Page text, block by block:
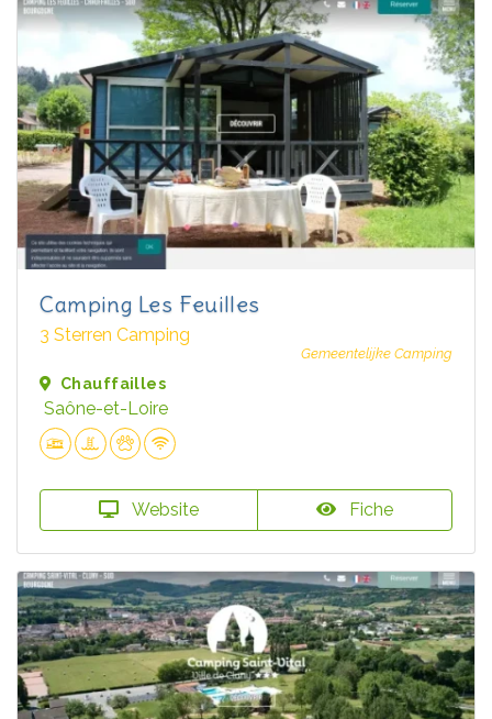
Camping Les Feuilles
3 Sterren Camping
Gemeentelijke Camping
Chauffailles
Saône-et-Loire
Website Fiche